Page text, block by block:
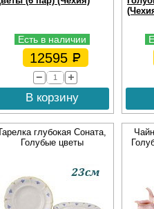
Есть в наличии
12595
В корзину
глубокая Соната,
Голубые цветы